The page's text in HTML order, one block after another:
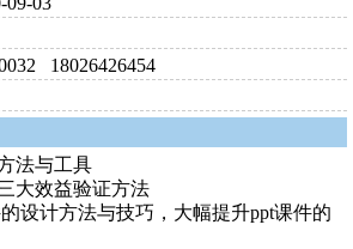
18026426454
法与工具
大效益验证方法
设计方法与技巧，大幅提升ppt课件的